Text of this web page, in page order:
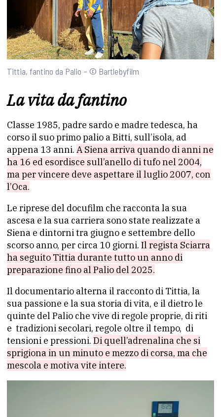
Tittia, fantino da Palio – © Bartlebyfilm
La vita da fantino
Classe 1985, padre sardo e madre tedesca, ha
corso il suo primo palio a Bitti, sull’isola, ad
appena 13 anni. A Siena arriva quando di anni ne
ha 16 ed esordisce sull’anello di tufo nel 2004,
ma per vincere deve aspettare il luglio 2007, con
l’Oca.
Le riprese del docufilm che racconta la sua
ascesa e la sua carriera sono state realizzate a
Siena e dintorni tra giugno e settembre dello
scorso anno, per circa 10 giorni. Il regista Sciarra
ha seguito Tittia durante tutto un anno di
preparazione fino al Palio del 2025.
Il documentario alterna il racconto di Tittia, la
sua passione e la sua storia di vita, e il dietro le
quinte del Palio che vive di regole proprie, di riti
e tradizioni secolari, regole oltre il tempo, di
tensioni e pressioni. Di quell’adrenalina che si
sprigiona in un minuto e mezzo di corsa, ma che
mescola e motiva vite intere.